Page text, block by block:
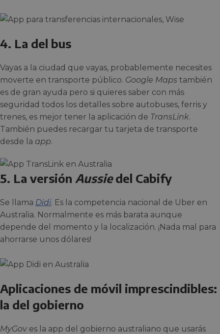
4. La del bus
Vayas a la ciudad que vayas, probablemente necesites
moverte en transporte público. Google Maps también
es de gran ayuda pero si quieres saber con más
seguridad todos los detalles sobre autobuses, ferris y
trenes, es mejor tener la aplicación de TransLink.
También puedes recargar tu tarjeta de transporte
desde la app.
5. La versión Aussiedel Cabify
Se llama Didi. Es la competencia nacional de Uber en
Australia. Normalmente es más barata aunque
depende del momento y la localización. ¡Nada mal para
ahorrarse unos dólares!
Aplicaciones de móvil imprescindibles:
la del gobierno
MyGov es la app del gobierno australiano que usarás